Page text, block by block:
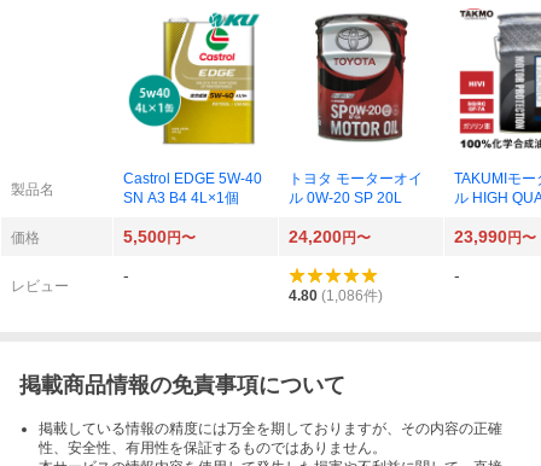
製品名
Castrol EDGE 5W-40
SN A3 B4 4L×1個
トヨタ モーターオイ
ル 0W-20 SP 20L
TAKUMIモー
ル HIGH
P RC GF-6A
価格 5,500円〜 24,200円〜 23,990円〜
レビュー
-
4.80 (1,086件)
-
掲載商品情報の免責事項について
掲載している情報の精度には万全を期しておりますが、その内容の正確
性、安全性、有用性を保証するものではありません。